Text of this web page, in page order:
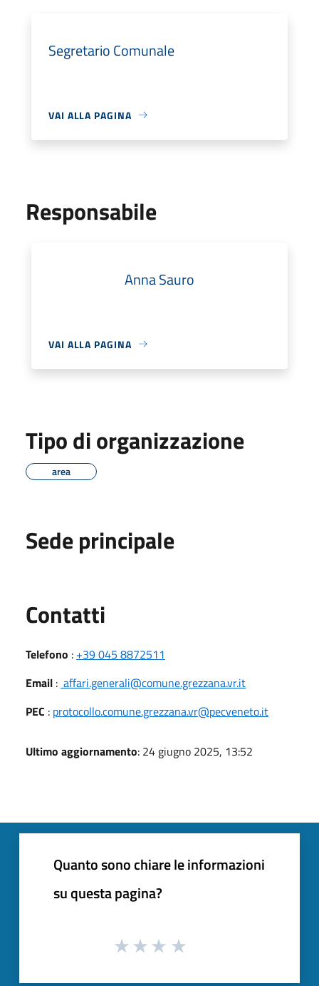
Segretario Comunale
VAI ALLA PAGINA
Responsabile
Anna Sauro
VAI ALLA PAGINA
Tipo di organizzazione
area
Sede principale
Contatti
Telefono : +39 045 8872511
Email : affari.generali@comune.grezzana.vr.it
PEC : protocollo.comune.grezzana.vr@pecveneto.it
Ultimo aggiornamento: 24 giugno 2025, 13:52
Quanto sono chiare le informazioni
su questa pagina?